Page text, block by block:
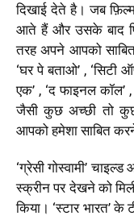
दिखाई देते है। जब
आते हैं और उसके बाद
तरह अपने आपको
‘घर पे बताओ’ , ‘सिटी
एक’ , ‘द फाइनल कॉल’ ,
जैसी कुछ अच्छी तो
आपको हमेशा साबित
‘ग्रेसी गोस्वामी’
स्क्रीन पर देखने को
किया। ‘स्टार भारत’ के